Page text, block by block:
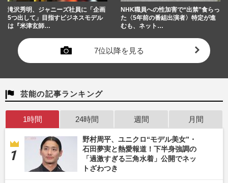
滝沢秀明、ジャニーズ社員に「企画
5つ出して」目指すビジネスモデル
は『米津玄師…
NHK職員への性加害で“出禁”食らっ
た〈5年前の番組出演者〉特定が進
むも、ネット…
7位以降を見る
芸能の記事ランキング
1時間 24時間 週間 月間
野村周平、ユニクロ“モデル美女”・
石田夢実と熱愛報道！下半身強調の
「過激すぎる三角水着」公開でネッ
トざわつき